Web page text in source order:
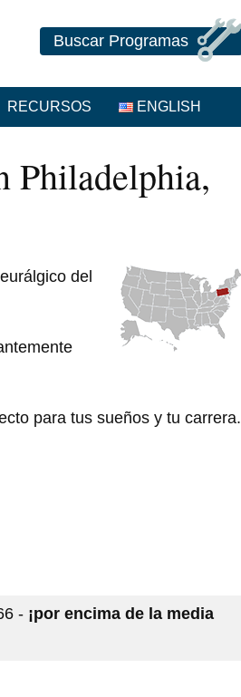
Buscar Programas
RECURSOS ENGLISH
Philadelphia,
del
para tus sueños y tu carrera.
- ¡por encima de la media